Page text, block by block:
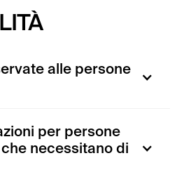
alle persone
per persone
necessitano di